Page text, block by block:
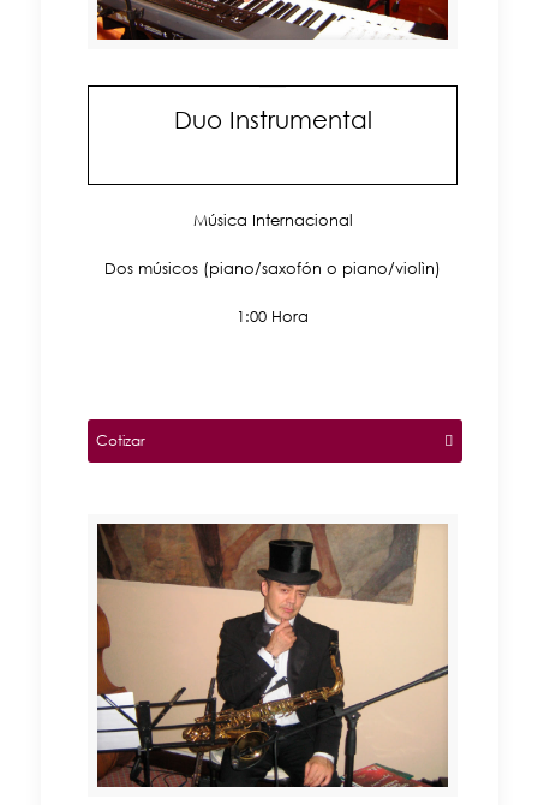
Duo Instrumental
Música Internacional
Dos músicos (piano/saxofón o piano/violìn)
1:00 Hora
Cotizar